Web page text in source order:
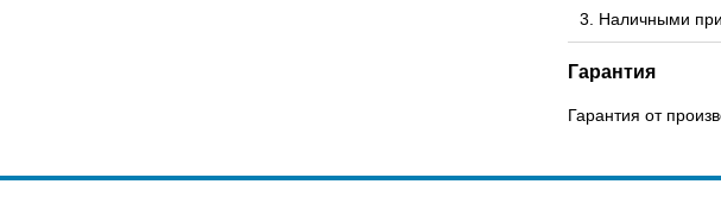
Наличными
Гарантия
Гарантия от